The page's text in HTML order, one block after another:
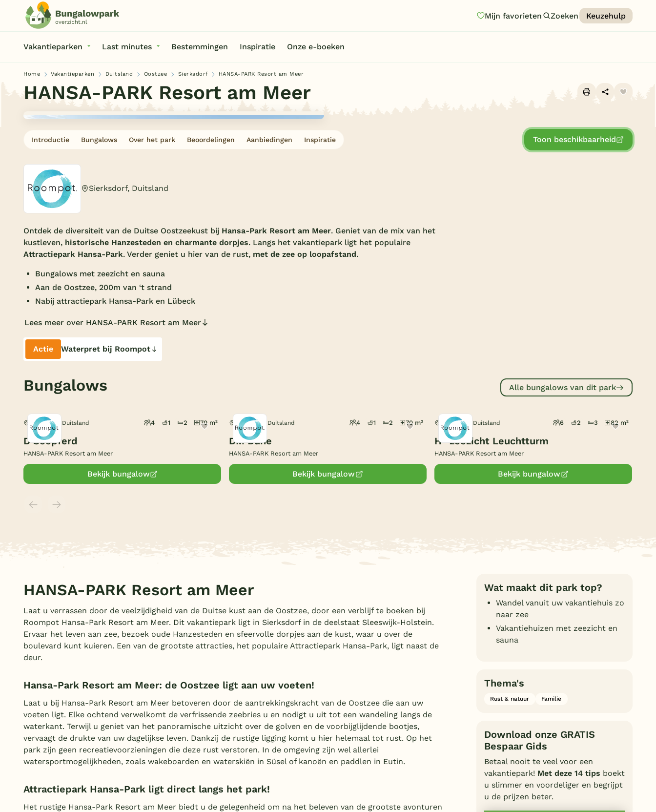
Mijn favorieten Zoeken Keuzehulp
Vakantieparken Last minutes Bestemmingen Inspiratie Onze e-boeken
Limburg
Duitsland
België
Home Vakantieparken Duitsland Oostzee Sierksdorf HANSA-PARK Resort am Meer
HANSA-PARK Resort am Meer
Introductie Bungalows Over het park Beoordelingen Aanbiedingen Inspiratie Toon beschikbaarheid
Sierksdorf, Duitsland
Ontdek de diversiteit van de Duitse Oostzeekust bij Hansa-Park Resort am Meer. Geniet van de mix van het
kustleven, historische Hanzesteden en charmante dorpjes. Langs het vakantiepark ligt het populaire
Attractiepark Hansa-Park. Verder geniet u hier van de rust, met de zee op loopafstand.
Bungalows met zeezicht en sauna
Aan de Oostzee, 200m van ‘t strand
Nabij attractiepark Hansa-Park en Lübeck
Lees meer over HANSA-PARK Resort am Meer
Actie Waterpret bij Roompot
Bungalows Alle bungalows van dit park
Sierksdorf, Duitsland 4 1 2 70 m²
D Seepferd
HANSA-PARK Resort am Meer
Bekijk bungalow
Sierksdorf, Duitsland 4 1 2 70 m²
DM Düne
HANSA-PARK Resort am Meer
Bekijk bungalow
Sierksdorf, Duitsland 6 2 3 82 m²
H- zeezicht Leuchtturm
HANSA-PARK Resort am Meer
Bekijk bungalow
HANSA-PARK Resort am Meer
Laat u verrassen door de veelzijdigheid van de Duitse kust aan de Oostzee, door een verblijf te boeken bij
Roompot Hansa-Park Resort am Meer. Dit vakantiepark ligt in Sierksdorf in de deelstaat Sleeswijk-Holstein.
Ervaar het leven aan zee, bezoek oude Hanzesteden en sfeervolle dorpjes aan de kust, waar u over de
boulevard kunt kuieren. Een van de grootste attracties, het populaire Attractiepark Hansa-Park, ligt naast de
deur.
Hansa-Park Resort am Meer: de Oostzee ligt aan uw voeten!
Laat u bij Hansa-Park Resort am Meer betoveren door de aantrekkingskracht van de Oostzee die aan uw
voeten ligt. Elke ochtend verwelkomt de verfrissende zeebries u en nodigt u uit tot een wandeling langs de
waterkant. Terwijl u geniet van het panoramische uitzicht over de golven en de voorbijglijdende bootjes,
vervaagt de drukte van uw dagelijkse leven. Dankzij de rustige ligging komt u hier helemaal tot rust. Op het
park zijn geen recreatievoorzieningen die deze rust verstoren. In de omgeving zijn wel allerlei
watersportmogelijkheden, zoals wakeboarden en waterskiën in Süsel of kanoën en paddlen in Eutin.
Attractiepark Hansa-Park ligt direct langs het park!
Het rustige Hansa-Park Resort am Meer biedt u de gelegenheid om na het beleven van de grootste avonturen
Wat maakt dit park top?
Wandel vanuit uw vakantiehuis zo
naar zee
Vakantiehuizen met zeezicht en
sauna
Thema's
Rust & natuur Familie
Download onze GRATIS
Bespaar Gids
Betaal nooit te veel voor een
vakantiepark! Met deze 14 tips boekt
u slimmer en voordeliger en begrijpt
u de prijzen beter.